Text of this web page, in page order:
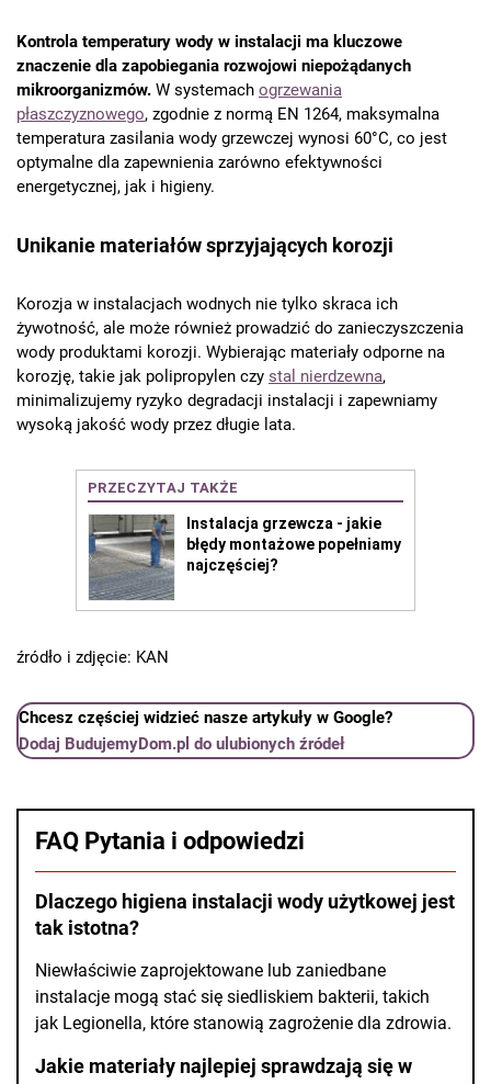
Kontrola temperatury wody w instalacji ma kluczowe
znaczenie dla zapobiegania rozwojowi niepożądanych
mikroorganizmów. W systemach ogrzewania
płaszczyznowego, zgodnie z normą EN 1264, maksymalna
temperatura zasilania wody grzewczej wynosi 60°C, co jest
optymalne dla zapewnienia zarówno efektywności
energetycznej, jak i higieny.
Unikanie materiałów sprzyjających korozji
Korozja w instalacjach wodnych nie tylko skraca ich
żywotność, ale może również prowadzić do zanieczyszczenia
wody produktami korozji. Wybierając materiały odporne na
korozję, takie jak polipropylen czy stal nierdzewna,
minimalizujemy ryzyko degradacji instalacji i zapewniamy
wysoką jakość wody przez długie lata.
źródło i zdjęcie: KAN
Chcesz częściej widzieć nasze artykuły w Google?
Dodaj BudujemyDom.pl do ulubionych źródeł
FAQ Pytania i odpowiedzi
Dlaczego higiena instalacji wody użytkowej jest
tak istotna?
Niewłaściwie zaprojektowane lub zaniedbane
instalacje mogą stać się siedliskiem bakterii, takich
jak Legionella, które stanowią zagrożenie dla zdrowia.
Jakie materiały najlepiej sprawdzają się w